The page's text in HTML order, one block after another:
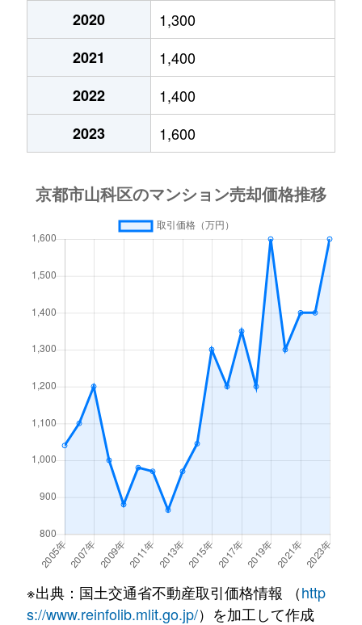
椥辻東浦町
2,300万円
椥辻東潰
1,600万円
西野阿芸沢町
1,100万円
西野阿芸沢町
950万円
西野阿芸沢町
東野(京都)
徒歩
西野阿芸沢町
330万円
東野(京都)
徒歩
東野(京都)
東野(京都)
1,000万円 東野(京都)
西野離宮町
980万円
西野離宮町
3,500万円
西野離宮町
1,600万円
東野狐藪町
2,400万円 東野(京都)
徒歩
東野八反畑町
2,200万円 東野(京都)
東野八反畑町
2,400万円 東野(京都)
2020
1,300
2021
1,400
2022
1,400
2023
1,600
※出典：国土交通省不動産取引価格情報 （http
s://www.reinfolib.mlit.go.jp/）を加工して作成